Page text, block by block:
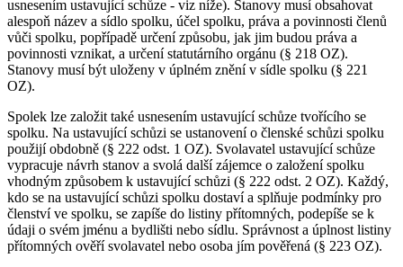
usnesením ustavující schůze - viz níže). Stanovy musí obsahovat
alespoň název a sídlo spolku, účel spolku, práva a povinnosti členů
vůči spolku, popřípadě určení způsobu, jak jim budou práva a
povinnosti vznikat, a určení statutárního orgánu (§ 218 OZ).
Stanovy musí být uloženy v úplném znění v sídle spolku (§ 221
OZ).
Spolek lze založit také usnesením ustavující schůze tvořícího se
spolku. Na ustavující schůzi se ustanovení o členské schůzi spolku
použijí obdobně (§ 222 odst. 1 OZ). Svolavatel ustavující schůze
vypracuje návrh stanov a svolá další zájemce o založení spolku
vhodným způsobem k ustavující schůzi (§ 222 odst. 2 OZ). Každý,
kdo se na ustavující schůzi spolku dostaví a splňuje podmínky pro
členství ve spolku, se zapíše do listiny přítomných, podepíše se k
údaji o svém jménu a bydlišti nebo sídlu. Správnost a úplnost listiny
přítomných ověří svolavatel nebo osoba jím pověřená (§ 223 OZ).